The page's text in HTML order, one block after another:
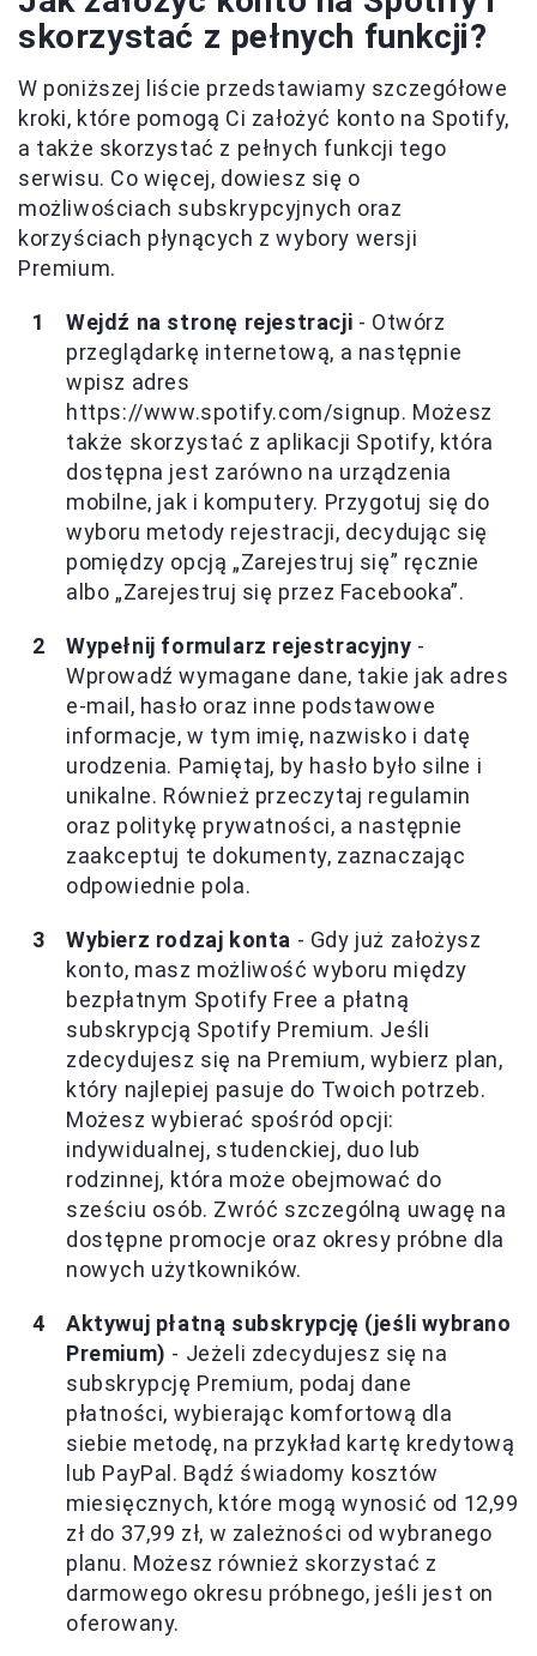
skorzystać z pełnych funkcji?
W poniższej liście przedstawiamy szczegółowe
kroki, które pomogą Ci założyć konto na Spotify,
a także skorzystać z pełnych funkcji tego
serwisu. Co więcej, dowiesz się o
możliwościach subskrypcyjnych oraz
korzyściach płynących z wybory wersji
Premium.
Wejdź na stronę rejestracji - Otwórz
przeglądarkę internetową, a następnie
wpisz adres
https://www.spotify.com/signup. Możesz
także skorzystać z aplikacji Spotify, która
dostępna jest zarówno na urządzenia
mobilne, jak i komputery. Przygotuj się do
wyboru metody rejestracji, decydując się
pomiędzy opcją „Zarejestruj się” ręcznie
albo „Zarejestruj się przez Facebooka”.
Wypełnij formularz rejestracyjny -
Wprowadź wymagane dane, takie jak adres
e-mail, hasło oraz inne podstawowe
informacje, w tym imię, nazwisko i datę
urodzenia. Pamiętaj, by hasło było silne i
unikalne. Również przeczytaj regulamin
oraz politykę prywatności, a następnie
zaakceptuj te dokumenty, zaznaczając
odpowiednie pola.
Wybierz rodzaj konta - Gdy już założysz
konto, masz możliwość wyboru między
bezpłatnym Spotify Free a płatną
subskrypcją Spotify Premium. Jeśli
zdecydujesz się na Premium, wybierz plan,
który najlepiej pasuje do Twoich potrzeb.
Możesz wybierać spośród opcji:
indywidualnej, studenckiej, duo lub
rodzinnej, która może obejmować do
sześciu osób. Zwróć szczególną uwagę na
dostępne promocje oraz okresy próbne dla
nowych użytkowników.
Aktywuj płatną subskrypcję (jeśli wybrano
Premium) - Jeżeli zdecydujesz się na
subskrypcję Premium, podaj dane
płatności, wybierając komfortową dla
siebie metodę, na przykład kartę kredytową
lub PayPal. Bądź świadomy kosztów
miesięcznych, które mogą wynosić od 12,99
zł do 37,99 zł, w zależności od wybranego
planu. Możesz również skorzystać z
darmowego okresu próbnego, jeśli jest on
oferowany.